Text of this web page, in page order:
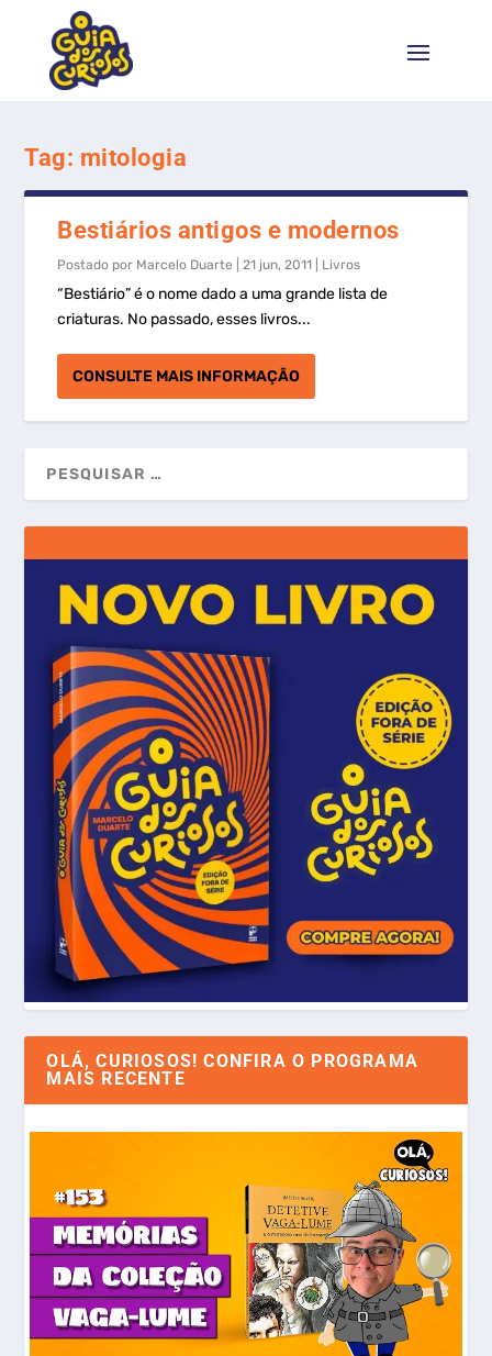
Tag: mitologia
Bestiários antigos e modernos
Postado por Marcelo Duarte |21 jun, 2011 Livros
“Bestiário” é o nome dado a uma grande lista de
criaturas. No passado, esses livros...
CONSULTE MAIS INFORMAÇÃO
OLÁ, CURIOSOS! CONFIRA O PROGRAMA
MAIS RECENTE